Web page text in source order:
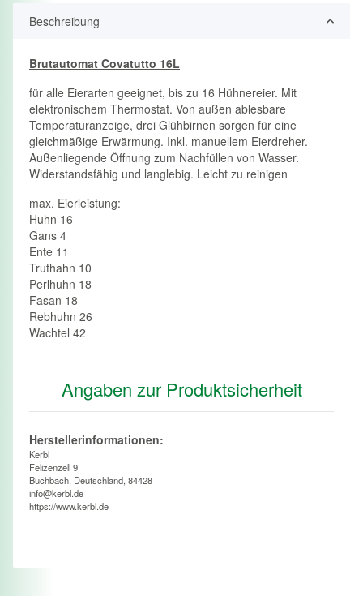
Beschreibung
Brutautomat Covatutto 16L
für alle Eierarten geeignet, bis zu 16 Hühnereier. Mit
elektronischem Thermostat. Von außen ablesbare
Temperaturanzeige, drei Glühbirnen sorgen für eine
gleichmäßige Erwärmung. Inkl. manuellem Eierdreher.
Außenliegende Öffnung zum Nachfüllen von Wasser.
Widerstandsfähig und langlebig. Leicht zu reinigen
max. Eierleistung:
Huhn 16
Gans 4
Ente 11
Truthahn 10
Perlhuhn 18
Fasan 18
Rebhuhn 26
Wachtel 42
Angaben zur Produktsicherheit
Herstellerinformationen:
Kerbl
Felizenzell 9
Buchbach, Deutschland, 84428
info@kerbl.de
https://www.kerbl.de